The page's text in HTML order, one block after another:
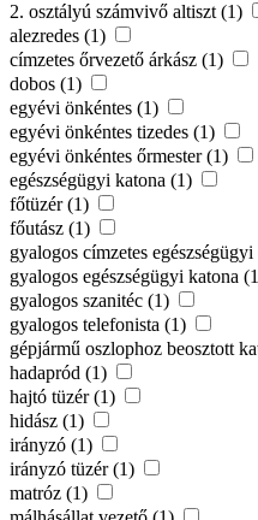
2. osztályú számvivő altiszt (1)
alezredes (1)
címzetes őrvezető árkász (1)
dobos (1)
egyévi önkéntes (1)
egyévi önkéntes tizedes (1)
egyévi önkéntes őrmester (1)
egészségügyi katona (1)
főtüzér (1)
főutász (1)
gyalogos címzetes
gyalogos egészségügyi katona
gyalogos szanitéc (1)
gyalogos telefonista (1)
gépjármű oszlophoz beosztott
hadapród (1)
hajtó tüzér (1)
hidász (1)
irányzó (1)
irányzó tüzér (1)
matróz (1)